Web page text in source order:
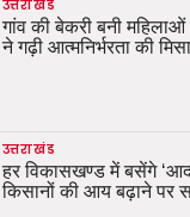
उत्तराखंड
गांव की बेकरी बनी महिलाओं
ने गढ़ी आत्मनिर्भरता की
उत्तराखंड
हर विकासखण्ड में बसेंगे
किसानों की आय बढ़ाने